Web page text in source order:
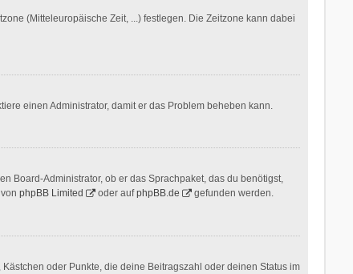
(Mitteleuropäische Zeit, ...) festlegen. Die Zeitzone kann dabei
einen Administrator, damit er das Problem beheben kann.
Board-Administrator, ob er das Sprachpaket, das du benötigst,
phpBB Limited oder aufphpBB.de gefunden werden.
oder Punkte, die deine Beitragszahl oder deinen Status im